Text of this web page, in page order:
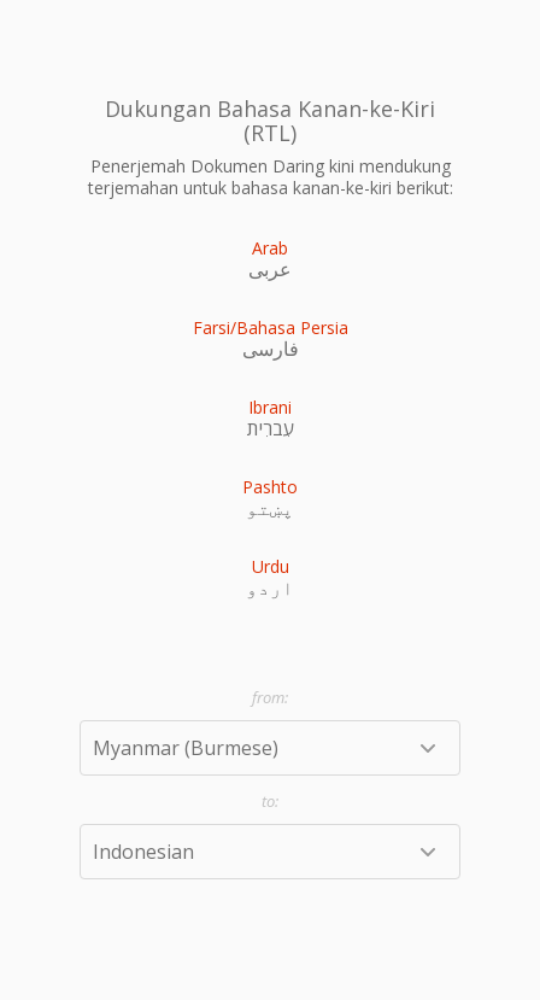
Dukungan Bahasa Kanan-ke-Kiri
(RTL)
Penerjemah Dokumen Daring kini mendukung
terjemahan untuk bahasa kanan-ke-kiri berikut:
Arab
عربى
Farsi/Bahasa Persia
فارسی
Ibrani
עִברִית
Pashto
پښتو
Urdu
اردو